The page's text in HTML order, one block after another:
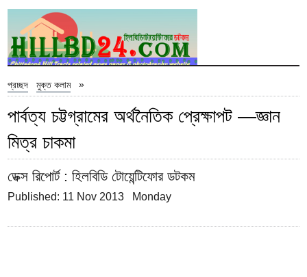
প্রচ্ছদ »
মুক্ত কলাম
পার্বত্য চট্টগ্রামের অর্থনৈতিক প্রেক্ষাপট —জ্ঞান
মিত্র চাকমা
ডেক্স রিপোর্ট: হিলবিডি টোয়েন্টিফোর ডটকম
Published: 11 Nov 2013 Monday